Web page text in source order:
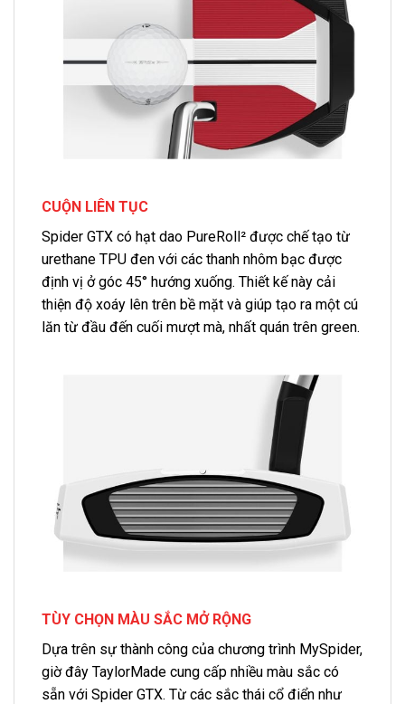
CUỘN LIÊN TỤC
Spider GTX có hạt dao PureRoll² được chế tạo từ
urethane TPU đen với các thanh nhôm bạc được
định vị ở góc 45° hướng xuống. Thiết kế này cải
thiện độ xoáy lên trên bề mặt và giúp tạo ra một cú
lăn từ đầu đến cuối mượt mà, nhất quán trên green.
TÙY CHỌN MÀU SẮC MỞ RỘNG
Dựa trên sự thành công của chương trình MySpider,
giờ đây TaylorMade cung cấp nhiều màu sắc có
sẵn với Spider GTX. Từ các sắc thái cổ điển như